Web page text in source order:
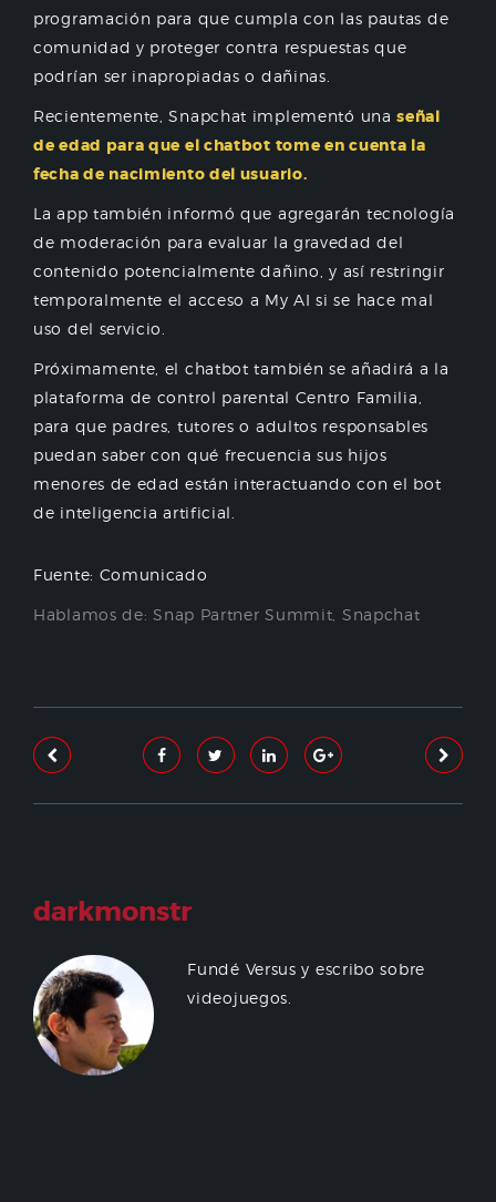
programación para que cumpla con las pautas de
comunidad y proteger contra respuestas que
podrían ser inapropiadas o dañinas.
Recientemente, Snapchat implementó unaseñal
de edad para que el chatbot tome en cuenta la
fecha de nacimiento del usuario.
La app también informó que agregarán tecnología
de moderación para evaluar la gravedad del
contenido potencialmente dañino, y así restringir
temporalmente el acceso a My AI si se hace mal
uso del servicio.
Próximamente, el chatbot también se añadirá a la
plataforma de control parental Centro Familia,
para que padres, tutores o adultos responsables
puedan saber con qué frecuencia sus hijos
menores de edad están interactuando con el bot
de inteligencia artificial.
Fuente: Comunicado
Hablamos de:Snap Partner Summit Snapchat
darkmonstr
Fundé Versus y escribo sobre
videojuegos.